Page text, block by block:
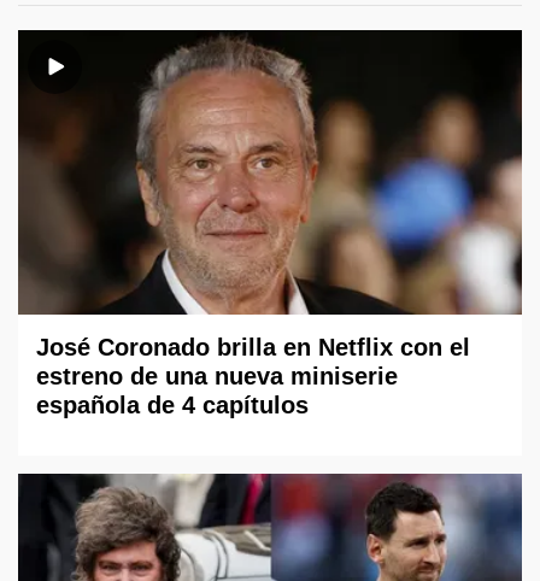
José Coronado brilla en Netflix con el
estreno de una nueva miniserie
española de 4 capítulos